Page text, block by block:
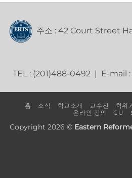
주소 : 42 Court Street
TEL : (201)488-0492 | E-mail
홈 소식 학교소개 교수진 학위
온라인 강의
CU
Copyright 2026 © Eastern